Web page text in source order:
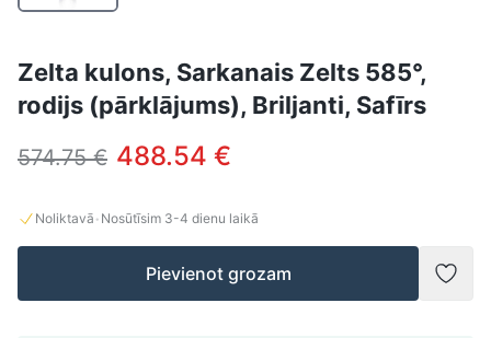
Zelta kulons, Sarkanais Zelts 585°,
rodijs (pārklājums), Briljanti, Safīrs
574.75 € 488.54 €
Noliktavā · Nosūtīsim 3-4 dienu laikā
Pievienot grozam